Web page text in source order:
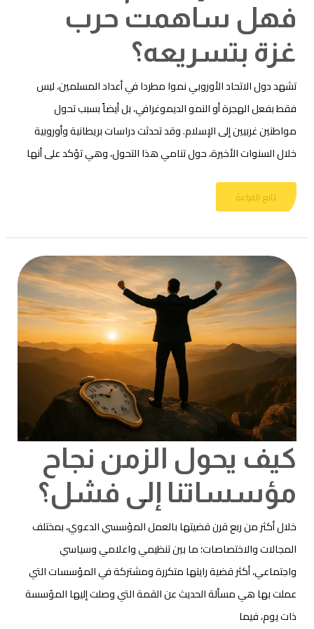
فهل ساهمت حرب
غزة بتسريعه؟
تشهد دول الاتحاد الأوروبي نموا مطردا في أعداد المسلمين، ليس
فقط بفعل الهجرة أو النمو الديموغرافي، بل أيضاً بسبب تحول
مواطنين غربيين إلى الإسلام. وقد تحدثت دراسات بريطانية وأوروبية
خلال السنوات الأخيرة، حول تنامي هذا التحول، وهي تؤكد على أنها
تابع القراءة
كيف يحول الزمن نجاح
مؤسساتنا إلى فشل؟
خلال أكثر من ربع قرن قضيتها بالعمل المؤسسي الدعوي، بمختلف
المجالات والاختصاصات؛ ما بين تنظيمي واعلامي وسياسي
واجتماعي، أكثر قضية رايتها متكررة ومشتركة في المؤسسات التي
عملت بها هي مسألة الحديث عن القمة التي وصلت إليها المؤسسة
ذات يوم، فيما
كيف
الزمن
نجاحمؤسساتناإلى
فشل؟